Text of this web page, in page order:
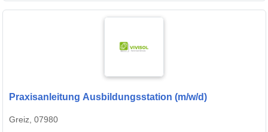
Praxisanleitung Ausbildungsstation (m/w/d)
Greiz, 07980